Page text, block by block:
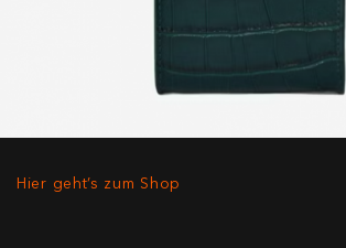
Hier geht’s zum Shop